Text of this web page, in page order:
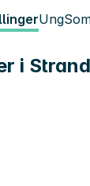
Ung
i